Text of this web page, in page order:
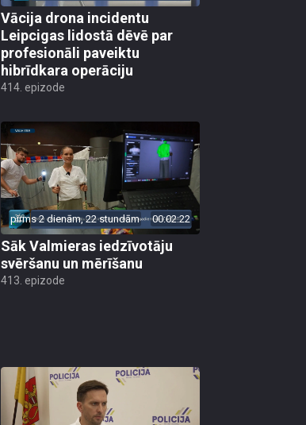
Vācija drona incidentu
Leipcigas lidostā dēvē par
profesionāli paveiktu
hibrīdkara operāciju
414. epizode
pirms 2 dienām, 22 stundām 00:02:22
Sāk Valmieras iedzīvotāju
svēršanu un mērīšanu
413. epizode